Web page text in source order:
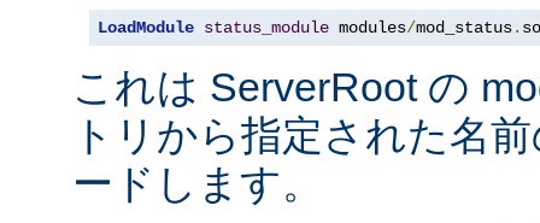
LoadModule status_module modules/mod_status. so
これは ServerRoot の
トリから指定された名
ードします。